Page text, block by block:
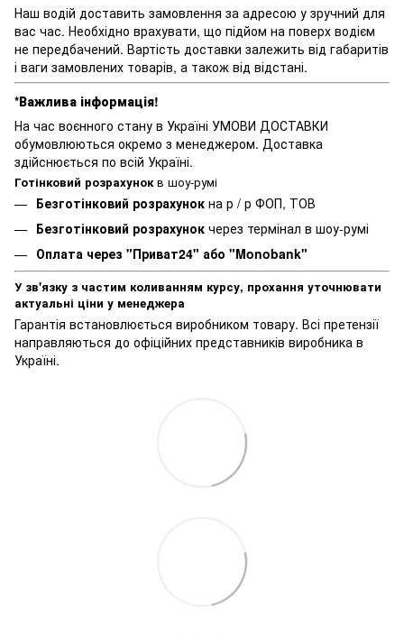
Наш водій доставить замовлення за адресою у зручний для
вас час. Необхідно врахувати, що підйом на поверх водієм
не передбачений. Вартість доставки залежить від габаритів
і ваги замовлених товарів, а також від відстані.
*Важлива інформація!
На час воєнного стану в Україні УМОВИ ДОСТАВКИ
обумовлюються окремо з менеджером. Доставка
здійснюється по всій Україні.
Готінковий розрахунок в шоу-румі
Безготінковий розрахунок на р / р ФОП, ТОВ
Безготінковий розрахунок через термінал в шоу-румі
Оплата через "Приват24" або "Monobank"
У зв'язку з частим коливанням курсу, прохання уточнювати
актуальні ціни у менеджера
Гарантія встановлюється виробником товару. Всі претензії
направляються до офіційних представників виробника в
Україні.